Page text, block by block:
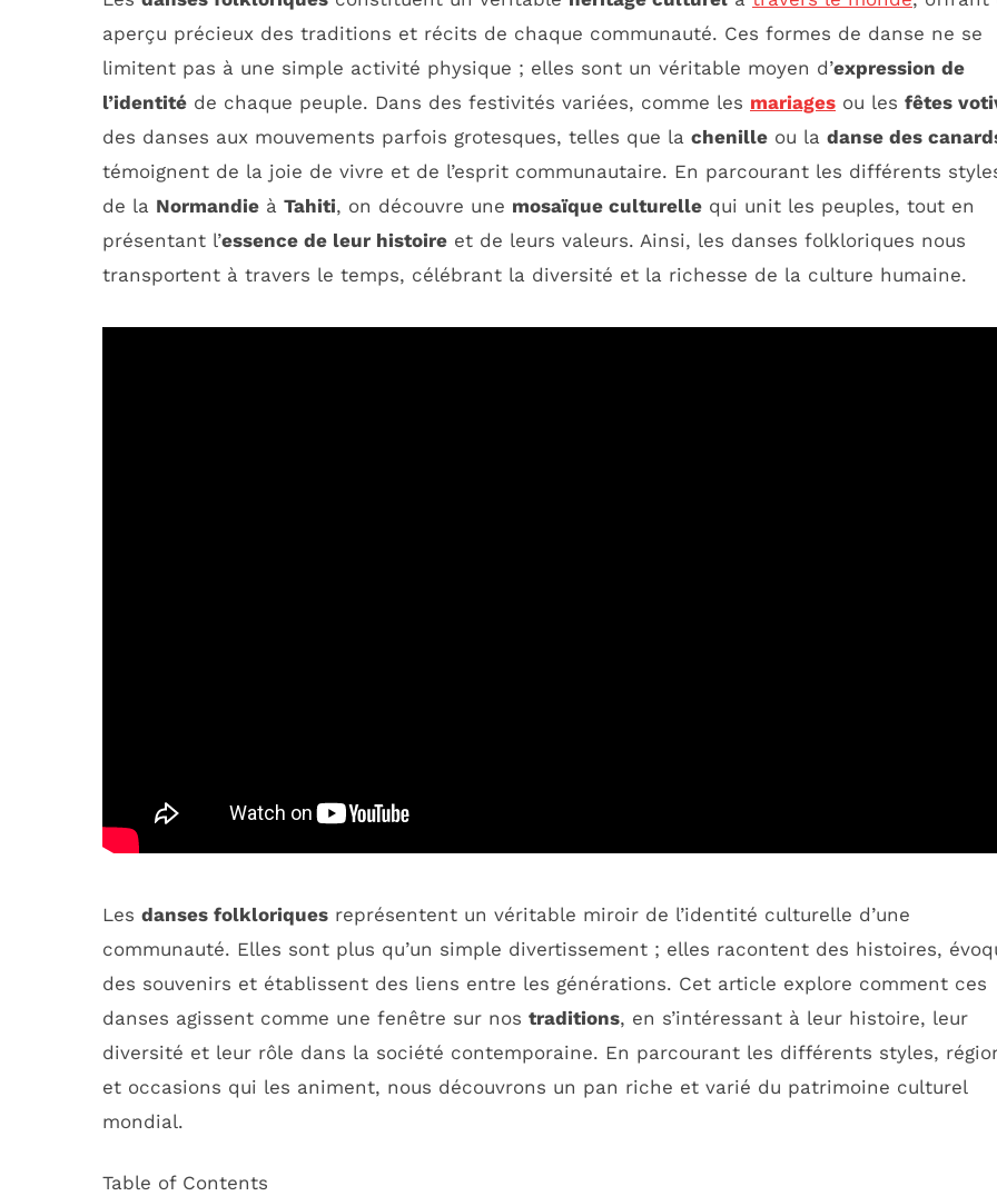
aperçu précieux des traditions et récits de chaque communauté. Ces formes de danse ne se
limitent pas à une simple activité physique ; elles sont un véritable moyen d’expression de
l’identité de chaque peuple. Dans des festivités variées, comme les mariages ou les fêtes
des danses aux mouvements parfois grotesques, telles que la chenille ou la danse des
témoignent de la joie de vivre et de l’esprit communautaire. En parcourant les différents
de la Normandie à Tahiti, on découvre une mosaïque culturelle qui unit les peuples, tout en
présentant l’essence de leur histoire et de leurs valeurs. Ainsi, les danses folkloriques nous
transportent à travers le temps, célébrant la diversité et la richesse de la culture humaine.
Les danses folkloriques représentent un véritable miroir de l’identité culturelle d’une
communauté. Elles sont plus qu’un simple divertissement ; elles racontent des histoires,
des souvenirs et établissent des liens entre les générations. Cet article explore comment ces
danses agissent comme une fenêtre sur nos traditions, en s’intéressant à leur histoire, leur
diversité et leur rôle dans la société contemporaine. En parcourant les différents styles,
et occasions qui les animent, nous découvrons un pan riche et varié du patrimoine culturel
mondial.
Table of Contents